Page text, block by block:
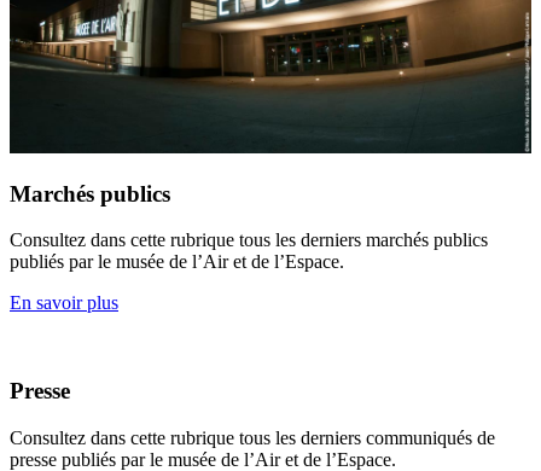
Marchés publics
Consultez dans cette rubrique tous les derniers marchés publics
publiés par le musée de l’Air et de l’Espace.
En savoir plus
Presse
Consultez dans cette rubrique tous les derniers communiqués de
presse publiés par le musée de l’Air et de l’Espace.